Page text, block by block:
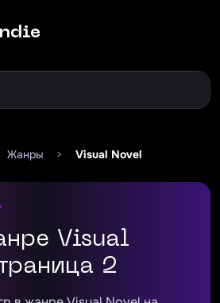
Жанры > Visual Novel
2